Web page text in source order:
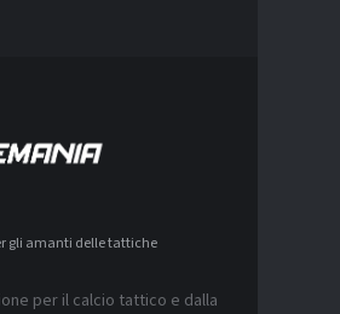
gli amanti delle tattiche
per il calcio tattico e dalla